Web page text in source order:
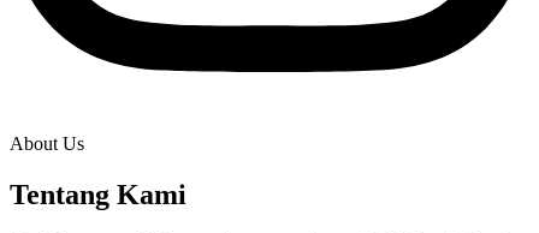
About Us
Tentang Kami